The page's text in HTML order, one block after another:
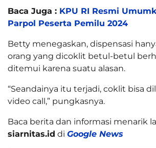
Baca Juga : KPU RI Resmi
Parpol Peserta Pemilu 2024
Betty menegaskan, dispensasi
orang yang dicoklit betul-betul
ditemui karena suatu alasan.
“Seandainya itu terjadi, coklit bisa
video call,” pungkasnya.
Baca berita dan informasi menarik
siarnitas.id di Google News